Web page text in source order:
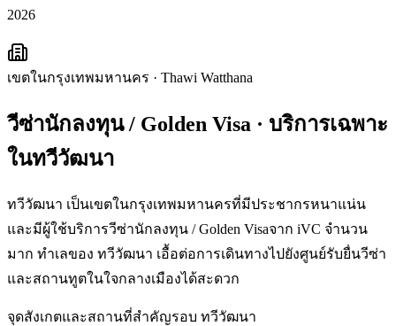
2026
เขตในกรุงเทพมหานคร · Thawi Watthana
วีซ่านักลงทุน / Golden Visa · บริการเฉพาะ
ในทวีวัฒนา
ทวีวัฒนา เป็นเขตในกรุงเทพมหานครที่มีประชากรหนาแน่น
และมีผู้ใช้บริการวีซ่านักลงทุน / Golden Visaจาก iVC จำนวน
มาก ทำเลของ ทวีวัฒนา เอื้อต่อการเดินทางไปยังศูนย์รับยื่นวีซ่า
และสถานทูตในใจกลางเมืองได้สะดวก
จุดสังเกตและสถานที่สำคัญรอบ ทวีวัฒนา